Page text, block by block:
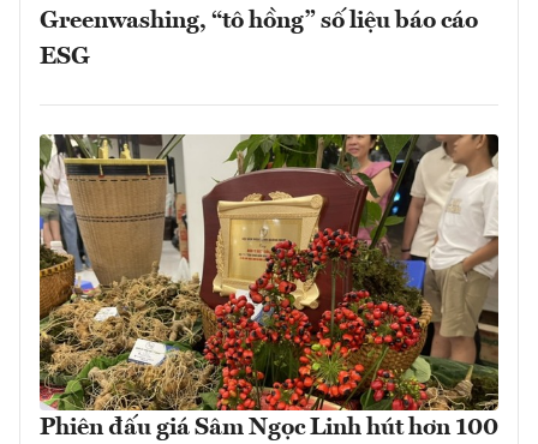
Greenwashing, “tô hồng” số liệu báo cáo
ESG
Phiên đấu giá Sâm Ngọc Linh hút hơn 100